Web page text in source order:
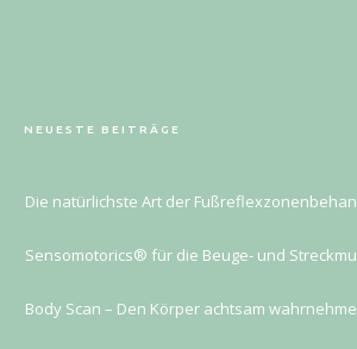
NEUESTE BEITRÄGE
Die natürlichste Art der
Sensomotorics® für die Beuge- und
Body Scan – Den Körper achtsam